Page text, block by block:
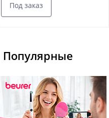
Под заказ
Популярные